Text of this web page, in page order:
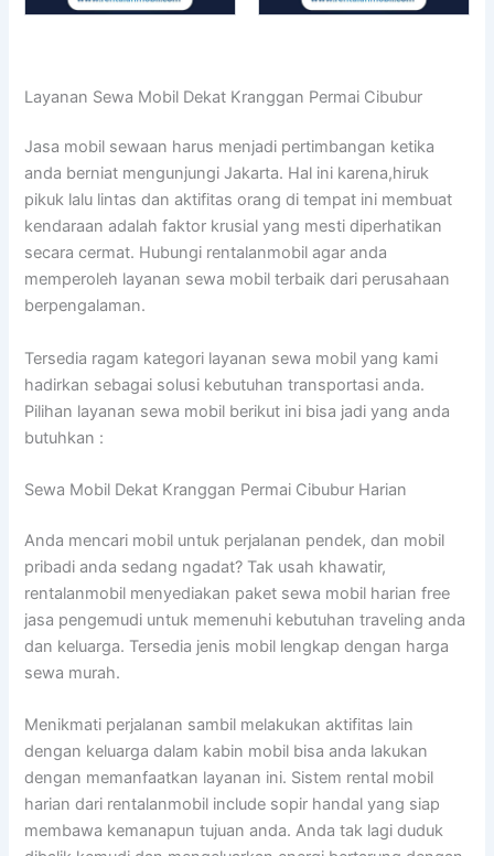
Layanan Sewa Mobil Dekat Kranggan Permai Cibubur
Jasa mobil sewaan harus menjadi pertimbangan ketika
anda berniat mengunjungi Jakarta. Hal ini karena,hiruk
pikuk lalu lintas dan aktifitas orang di tempat ini membuat
kendaraan adalah faktor krusial yang mesti diperhatikan
secara cermat. Hubungi rentalanmobil agar anda
memperoleh layanan sewa mobil terbaik dari perusahaan
berpengalaman.
Tersedia ragam kategori layanan sewa mobil yang kami
hadirkan sebagai solusi kebutuhan transportasi anda.
Pilihan layanan sewa mobil berikut ini bisa jadi yang anda
butuhkan :
Sewa Mobil Dekat Kranggan Permai Cibubur Harian
Anda mencari mobil untuk perjalanan pendek, dan mobil
pribadi anda sedang ngadat? Tak usah khawatir,
rentalanmobil menyediakan paket sewa mobil harian free
jasa pengemudi untuk memenuhi kebutuhan traveling anda
dan keluarga. Tersedia jenis mobil lengkap dengan harga
sewa murah.
Menikmati perjalanan sambil melakukan aktifitas lain
dengan keluarga dalam kabin mobil bisa anda lakukan
dengan memanfaatkan layanan ini. Sistem rental mobil
harian dari rentalanmobil include sopir handal yang siap
membawa kemanapun tujuan anda. Anda tak lagi duduk